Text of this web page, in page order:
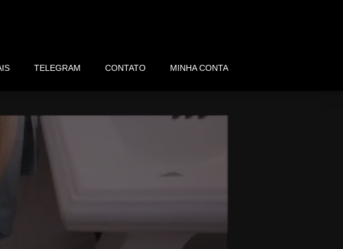
TELEGRAM CONTATO MINHA CONTA